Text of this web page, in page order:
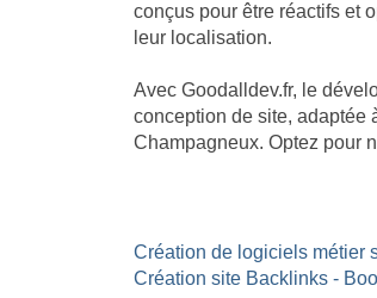
conçus pour être réactifs et
leur localisation.
Avec Goodalldev.fr, le
conception de site, adaptée
Champagneux. Optez pour
Création de logiciels métier
Création site Backlinks -